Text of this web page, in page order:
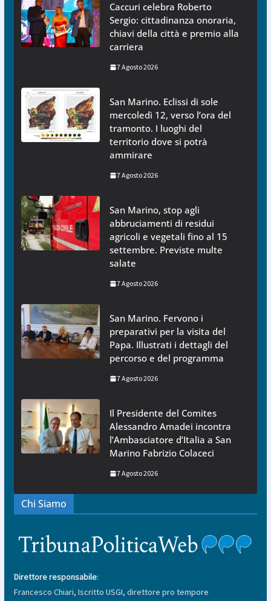
Caccuri celebra Roberto
Sergio: cittadinanza onoraria,
chiavi della città e premio alla
carriera
7 Agosto 2026
San Marino. Eclissi di sole
mercoledì 12, verso l’ora del
tramonto. I luoghi del
territorio dove si potrà
ammirare
7 Agosto 2026
San Marino, stop agli
abbruciamenti di residui
agricoli e vegetali fino al 15
settembre. Previste multe
salate
7 Agosto 2026
San Marino. Fervono i
preparativi per la visita del
Papa. Illustrati i dettagli del
percorso e del programma
7 Agosto 2026
Il Presidente del Comites
Alessandro Amadei incontra
l’Ambasciatore d’Italia a San
Marino Fabrizio Colaceci
7 Agosto 2026
Chi Siamo
Direttore responsabile:
Francesco Chiari, Iscritto USGI, direttore pro tempore